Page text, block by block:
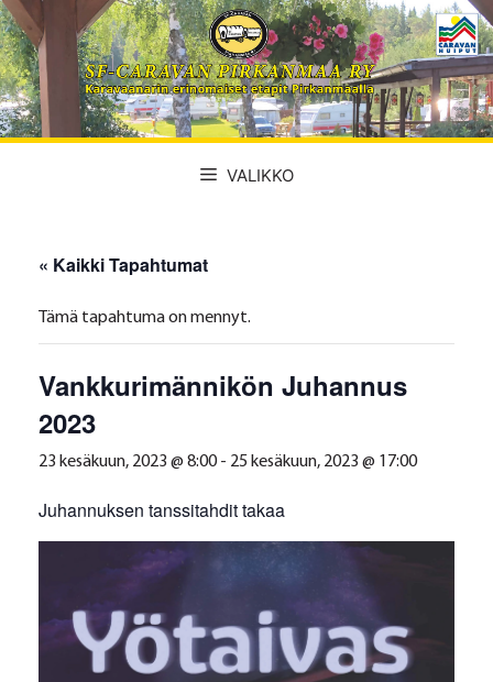
Siirry
sisältöön
VALIKKO
« Kaikki Tapahtumat
Tämä tapahtuma on mennyt.
Vankkurimännikön Juhannus
2023
23 kesäkuun, 2023 @ 8:00- 25 kesäkuun, 2023 @ 17:00
Juhannuksen tanssitahdit takaa